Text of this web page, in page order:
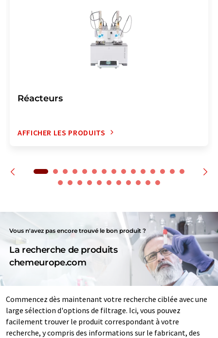
Réacteurs
AFFICHER LES PRODUITS
Vous n'avez pas encore trouvé le bon produit ?
La recherche de produits
chemeurope.com
Commencez dès maintenant votre recherche ciblée avec une
large sélection d'options de filtrage. Ici, vous pouvez
facilement trouver le produit correspondant à votre
recherche, y compris des informations sur le fabricant, des